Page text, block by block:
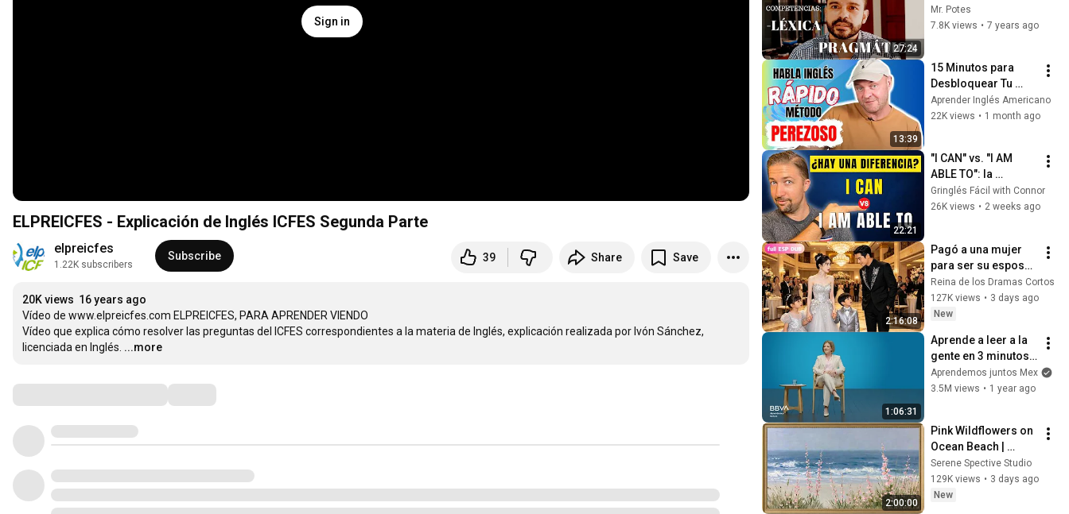
Sign in
ELPREICFES - Explicación de Inglés ICFES Segunda Parte
elpreicfes
1.22K subscribers
Subscribe 39 Share Save
20K views 16 years ago
Vídeo de www.elpreicfes.com ELPREICFES, PARA APRENDER VIENDO
Vídeo que explica cómo resolver las preguntas del ICFES correspondientes a la materia de Inglés, explicación realizada por Ivón Sánchez,
licenciada en Inglés. ...more
27:24
- Inglés
Mr. Potes
7.8K views • 7 years ago
13:39
15 Minutos para
Desbloquear Tu
Inglés: El Método
PEREZOSO para
Aprender Inglés Americano
22K views • 1 month ago
22:21
"I CAN" vs. "I AM
ABLE TO": la
diferencia que casi
nadie te explica
Gringlés Fácil with Connor
26K views • 2 weeks ago
2:16:08
Pagó a una mujer
para ser su esposa
falsa... ¡Pero sus
dos hijos eran
idénticos a
Reina de los Dramas Cortos
127K views • 3 days ago
New
1:06:31
Aprende a leer a la
gente en 3 minutos |
Bárbara Tijerina,
experta en
Aprendemos juntos Mex
3.5M views • 1 year ago
2:00:00
Pink Wildflowers on
Ocean Beach |
Vintage Coastal
Seascape Oil
Painting | 4K
Serene Spective Studio
129K views • 3 days ago
New